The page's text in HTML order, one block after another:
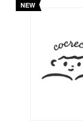
NEW